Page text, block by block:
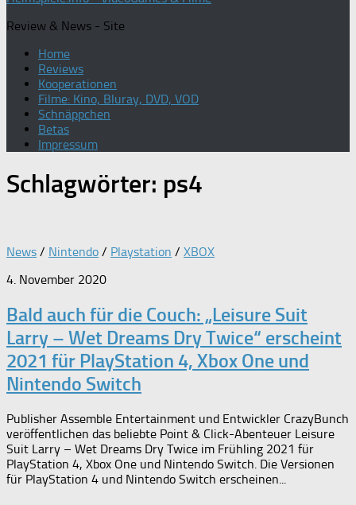
Review & News - Site
Home
Reviews
Kooperationen
Filme: Kino, Bluray, DVD, VOD
Schnäppchen
Betas
Impressum
Schlagwörter: ps4
News / Nintendo / Playstation / XBOX
4. November 2020
Bald auch für die Couch: „Leisure Suit
Larry – Wet Dreams Dry Twice“ erscheint
2021 für PlayStation 4, Xbox One und
Nintendo Switch
Publisher Assemble Entertainment und Entwickler CrazyBunch
veröffentlichen das beliebte Point & Click-Abenteuer Leisure
Suit Larry – Wet Dreams Dry Twice im Frühling 2021 für
PlayStation 4, Xbox One und Nintendo Switch. Die Versionen
für PlayStation 4 und Nintendo Switch erscheinen...